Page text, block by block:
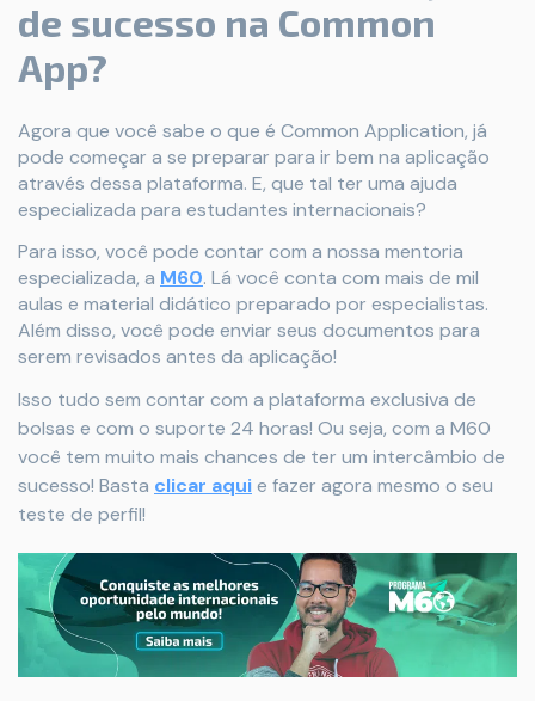
de sucesso na Common
App?
Agora que você sabe o que é Common Application, já
pode começar a se preparar para ir bem na aplicação
através dessa plataforma. E, que tal ter uma ajuda
especializada para estudantes internacionais?
Para isso, você pode contar com a nossa mentoria
especializada, a M60. Lá você conta com mais de mil
aulas e material didático preparado por especialistas.
Além disso, você pode enviar seus documentos para
serem revisados antes da aplicação!
Isso tudo sem contar com a plataforma exclusiva de
bolsas e com o suporte 24 horas! Ou seja, com a M60
você tem muito mais chances de ter um intercâmbio de
sucesso! Basta clicar aquie fazer agora mesmo o seu
teste de perfil!